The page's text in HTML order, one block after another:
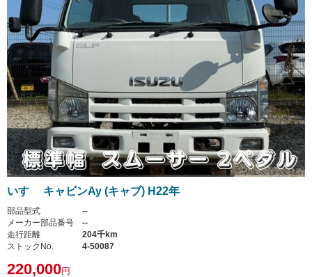
いすゞ キャビンAy (キャブ) H22年
部品型式
--
メーカー部品番号
--
走行距離
204千km
ストックNo.
4-50087
220,000円